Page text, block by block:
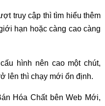
truy cập thì tìm hiểu thêm
hạn hoặc càng cao càng
hình nên cao một chút,
lên thì chạy mới ổn định.
Hóa Chất bên Web Mới,